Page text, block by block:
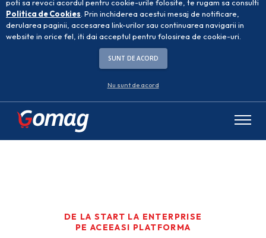
poti sa revoci acordul pentru cookie-urile folosite, te rugam sa consulti
Politica de Cookies . Prin inchiderea acestui mesaj de notificare,
derularea paginii, accesarea link-urilor sau continuarea navigarii in
website in orice fel, iti dai acceptul pentru folosirea de cookie-uri.
SUNT DE ACORD
Nu sunt de acord
DE LA START LA ENTERPRISE
PE ACEEASI PLATFORMA